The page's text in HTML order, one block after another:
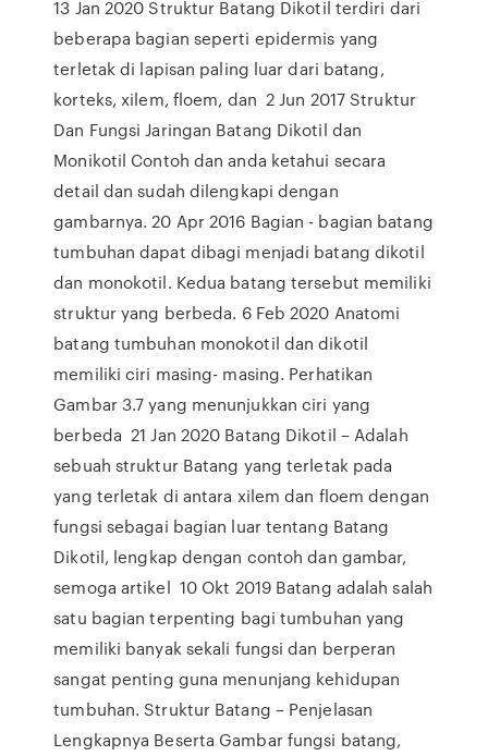
13 Jan 2020 Struktur Batang Dikotil terdiri dari
beberapa bagian seperti epidermis yang
terletak di lapisan paling luar dari batang,
korteks, xilem, floem, dan 2 Jun 2017 Struktur
Dan Fungsi Jaringan Batang Dikotil dan
Monikotil Contoh dan anda ketahui secara
detail dan sudah dilengkapi dengan
gambarnya. 20 Apr 2016 Bagian - bagian batang
tumbuhan dapat dibagi menjadi batang dikotil
dan monokotil. Kedua batang tersebut memiliki
struktur yang berbeda. 6 Feb 2020 Anatomi
batang tumbuhan monokotil dan dikotil
memiliki ciri masing- masing. Perhatikan
Gambar 3.7 yang menunjukkan ciri yang
berbeda 21 Jan 2020 Batang Dikotil – Adalah
sebuah struktur Batang yang terletak pada
yang terletak di antara xilem dan floem dengan
fungsi sebagai bagian luar tentang Batang
Dikotil, lengkap dengan contoh dan gambar,
semoga artikel 10 Okt 2019 Batang adalah salah
satu bagian terpenting bagi tumbuhan yang
memiliki banyak sekali fungsi dan berperan
sangat penting guna menunjang kehidupan
tumbuhan. Struktur Batang – Penjelasan
Lengkapnya Beserta Gambar fungsi batang,